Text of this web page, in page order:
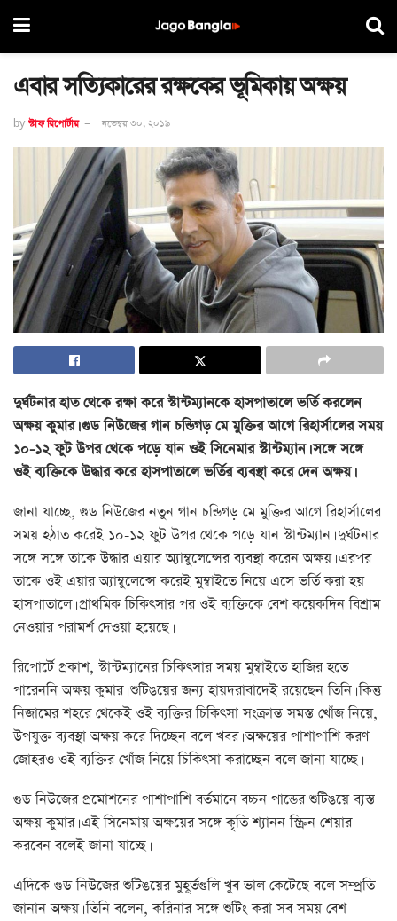
এবার সত্যিকারের রক্ষকের ভূমিকায় অক্ষয়
by স্টাফ রিপোর্টার নভেম্বর ৩০, ২০১৯
দুর্ঘটনার হাত থেকে রক্ষা করে স্টান্টম্যানকে হাসপাতালে ভর্তি করলেন
অক্ষয় কুমার। গুড নিউজের গান চন্ডিগড় মে মুক্তির আগে রিহার্সালের সময়
১০-১২ ফুট উপর থেকে পড়ে যান ওই সিনেমার স্টান্টম্যান। সঙ্গে সঙ্গে
ওই ব্যক্তিকে উদ্ধার করে হাসপাতালে ভর্তির ব্যবস্থা করে দেন অক্ষয়।
জানা যাচ্ছে, গুড নিউজের নতুন গান চন্ডিগড় মে মুক্তির আগে রিহার্সালের
সময় হঠাত করেই ১০-১২ ফুট উপর থেকে পড়ে যান স্টান্টম্যান। দুর্ঘটনার
সঙ্গে সঙ্গে তাকে উদ্ধার এয়ার অ্যাম্বুলেন্সের ব্যবস্থা করেন অক্ষয়। এরপর
তাকে ওই এয়ার অ্যাম্বুলেন্সে করেই মুম্বাইতে নিয়ে এসে ভর্তি করা হয়
হাসপাতালে। প্রাথমিক চিকিৎসার পর ওই ব্যক্তিকে বেশ কয়েকদিন বিশ্রাম
নেওয়ার পরামর্শ দেওয়া হয়েছে।
রিপোর্টে প্রকাশ, স্টান্টম্যানের চিকিৎসার সময় মুম্বাইতে হাজির হতে
পারেননি অক্ষয় কুমার। শুটিঙয়ের জন্য হায়দরাবাদেই রয়েছেন তিনি। কিন্তু
নিজামের শহরে থেকেই ওই ব্যক্তির চিকিৎসা সংক্রান্ত সমস্ত খোঁজ নিয়ে,
উপযুক্ত ব্যবস্থা অক্ষয় করে দিচ্ছেন বলে খবর। অক্ষয়ের পাশাপাশি করণ
জোহরও ওই ব্যক্তির খোঁজ নিয়ে চিকিৎসা করাচ্ছেন বলে জানা যাচ্ছে।
গুড নিউজের প্রমোশনের পাশাপাশি বর্তমানে বচ্চন পান্ডের শুটিঙয়ে ব্যস্ত
অক্ষয় কুমার। এই সিনেমায় অক্ষয়ের সঙ্গে কৃতি শ্যানন স্ক্রিন শেয়ার
করবেন বলেই জানা যাচ্ছে।
এদিকে গুড নিউজের শুটিঙয়ের মুহূর্তগুলি খুব ভাল কেটেছে বলে সম্প্রতি
জানান অক্ষয়। তিনি বলেন, করিনার সঙ্গে শুটিং করা সব সময় বেশ